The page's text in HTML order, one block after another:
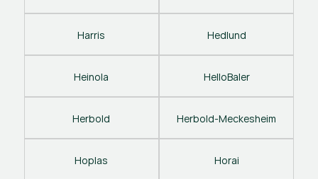
Harris Hedlund
Heinola HelloBaler
Herbold Herbold-Meckesheim
Hoplas Horai